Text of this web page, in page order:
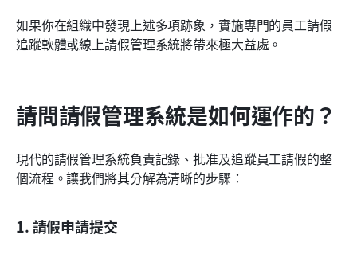
如果你在組織中發現上述多項跡象，實施專門的員工請假
追蹤軟體或線上請假管理系統將帶來極大益處。
請問請假管理系統是如何運作的？
現代的請假管理系統負責記錄、批准及追蹤員工請假的整
個流程。讓我們將其分解為清晰的步驟：
1. 請假申請提交